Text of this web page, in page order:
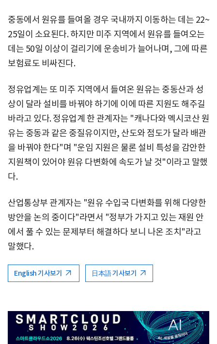
중동에서 원유를 들여올 경우 국내까지 이동하는 데는 22~
25일이 소요된다. 하지만 미주 지역에서 원유를 들여오는
데는 50일 이상이 걸리기에 운송비가 늘어나며, 그에 따른
보험료도 비싸진다.
정유업계는 또 미주 지역에서 들여온 원유는 중동산과 성
상이 달라 설비를 바꿔야 하기에 이에 따른 지원도 해주길
바라고 있다. 정유업계 한 관계자는 "캐나다와 멕시코산 원
유는 중동과 같은 중질유이지만, 산도와 점도가 달라 배관
을 바꿔야 한다"며 "운임 지원은 물론 설비 특성을 감안한
지원책이 있어야 원유 다변화에 속도가 날 것"이라고 말했
다.
산업통상부 관계자는 "원유 수입국 다변화를 위해 다양한
방안을 논의 중이다"라면서 "정부가 가지고 있는 재원 안
에서 풀 수 있는 문제부터 해결하다 보니 나온 조치"라고
말했다.
English 기사보기 日本語 기사보기